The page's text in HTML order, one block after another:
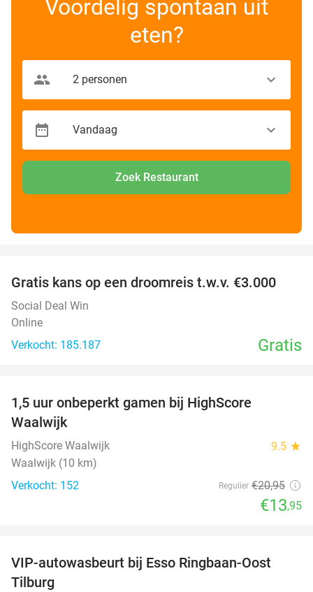
Voordelig spontaan uit
eten?
Zoek Restaurant
Gratis kans op een droomreis t.w.v. €3.000
Social Deal Win
Online
Verkocht: 185.187
Gratis
1,5 uur onbeperkt gamen bij HighScore
Waalwijk
HighScore Waalwijk 9.5 star
Waalwijk (10 km)
Verkocht: 152
Regulier €20,95
€13,95
42%
VIP-autowasbeurt bij Esso Ringbaan-Oost
Tilburg